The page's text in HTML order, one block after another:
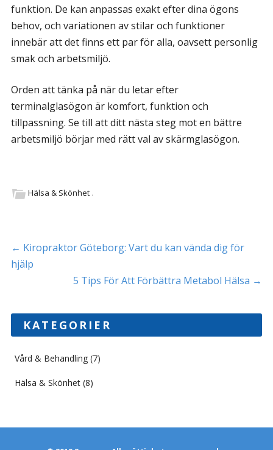
funktion. De kan anpassas exakt efter dina ögons
behov, och variationen av stilar och funktioner
innebär att det finns ett par för alla, oavsett personlig
smak och arbetsmiljö.
Orden att tänka på när du letar efter
terminalglasögon är komfort, funktion och
tillpassning. Se till att ditt nästa steg mot en bättre
arbetsmiljö börjar med rätt val av skärmglasögon.
Hälsa & Skönhet.
Inläggsnavigering
← Kiropraktor Göteborg: Vart du kan vända dig för
hjälp
5 Tips För Att Förbättra Metabol Hälsa →
KATEGORIER
Vård & Behandling(7)
Hälsa & Skönhet(8)